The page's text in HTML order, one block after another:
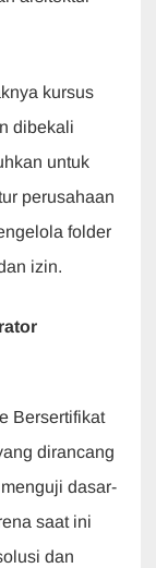
kursus
dibekali
untuk
perusahaan
folder
izin.
Bersertifikat
dirancang
dasar-
saat ini
dan